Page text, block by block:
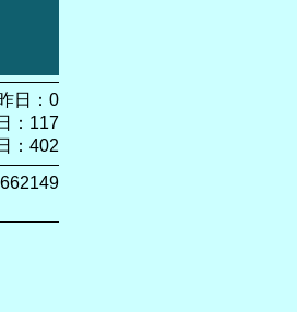
日：0
：117
：402